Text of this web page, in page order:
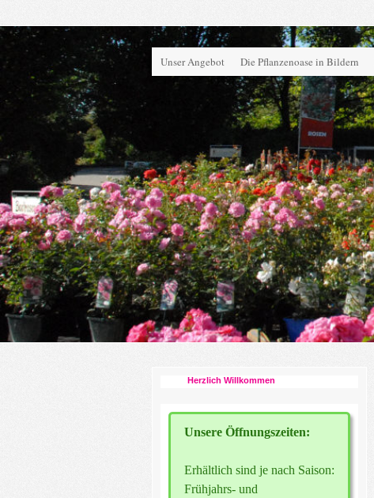
Unser Angebot Die Pflanzenoase in Bildern
Unsere Öffnungszeiten:
Erhältlich sind je nach Saison:
Frühjahrs- und